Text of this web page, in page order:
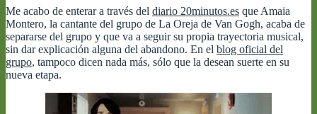
Me acabo de enterar a través del diario 20minutos.es que Amaia
Montero, la cantante del grupo de La Oreja de Van Gogh, acaba de
separarse del grupo y que va a seguir su propia trayectoria musical,
sin dar explicación alguna del abandono. En el blog oficial del
grupo, tampoco dicen nada más, sólo que la desean suerte en su
nueva etapa.